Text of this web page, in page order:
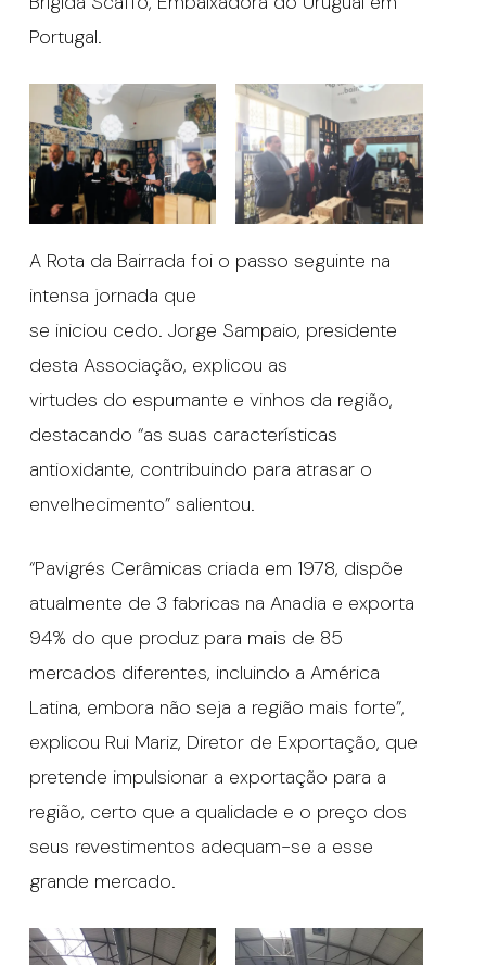
Portugal.
A Rota da Bairrada foi o passo seguinte na
intensa jornada que
se iniciou cedo. Jorge Sampaio, presidente
desta Associação, explicou as
virtudes do espumante e vinhos da região,
destacando “as suas características
antioxidante, contribuindo para atrasar o
envelhecimento” salientou.
“Pavigrés Cerâmicas criada em 1978, dispõe
atualmente de 3 fabricas na Anadia e exporta
94% do que produz para mais de 85
mercados diferentes, incluindo a América
Latina, embora não seja a região mais forte”,
explicou Rui Mariz, Diretor de Exportação, que
pretende impulsionar a exportação para a
região, certo que a qualidade e o preço dos
seus revestimentos adequam-se a esse
grande mercado.